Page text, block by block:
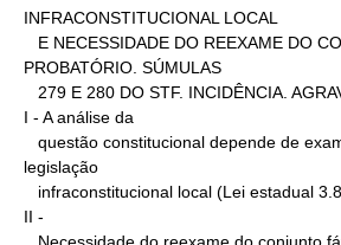
INFRACONSTITUCIONAL LOCAL
PROBATÓRIO. SÚMULAS
I - A análise da
legislação
II -